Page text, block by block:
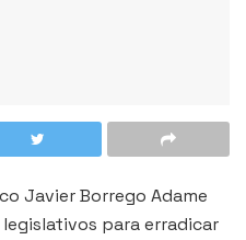
Javier Borrego Adame
para erradicar